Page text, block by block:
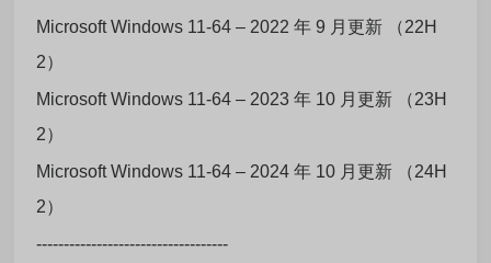
Microsoft Windows 11-64 – 2022 年 9 月更新 （22H
2）
Microsoft Windows 11-64 – 2023 年 10 月更新 （23H
2）
Microsoft Windows 11-64 – 2024 年 10 月更新 （24H
2）
-----------------------------------